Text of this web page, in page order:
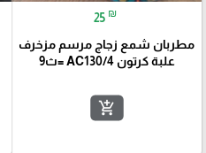
25 ₪
مطربان شمع زجاج مرسم مزخرف
علبة كرتون AC130/4 =ث9
add_shopping_cart